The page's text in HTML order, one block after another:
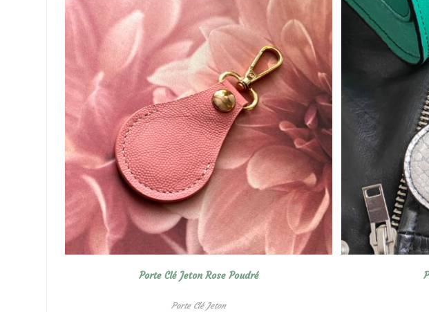
Porte Clé Jeton Rose Poudré
Porte Clé Jeton